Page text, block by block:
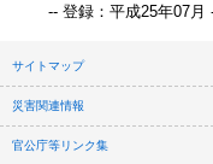
-- 登録：平成25年07月
サイトマップ
災害関連情報
官公庁等リンク集